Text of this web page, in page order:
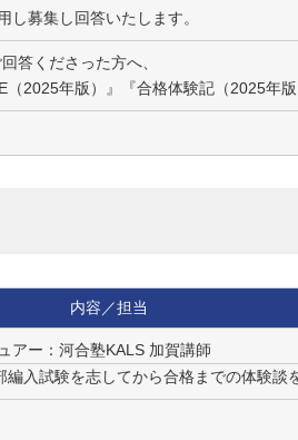
募集し回答いたします。
答くださった方へ、
2025年版）』『合格体験記（2025年版
内容／担当
アー：河合塾KALS 加賀講師
入試験を志してから合格までの体験談